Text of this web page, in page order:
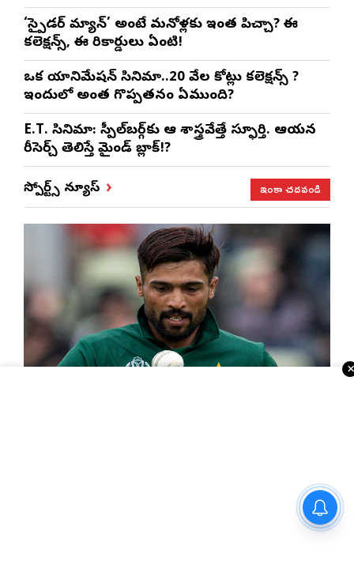
‘స్పైడర్ మ్యాన్’ అంటే మనోళ్లకు ఇంత పిచ్చా? ఈ
కలెక్షన్స్, ఈ రికార్డులు ఏంటి!
ఒక యానిమేషన్ సినిమా..20 వేల కోట్లు కలెక్షన్స్ ?
ఇందులో అంత గొప్పతనం ఏముంది?
E.T. సినిమా: స్పీల్‌బర్గ్‌కు ఆ శాస్త్రవేత్తే స్ఫూర్తి. ఆయన
రీసెర్చ్ తెలిస్తే మైండ్ బ్లాక్!?
స్పోర్ట్స్ న్యూస్ ఇంకా చదవండి
ఐపీఎల్‌లో కొత్త కెప్టెన్సీ టాపిక్..లక్నో కెప్టెన్ అతనే..?